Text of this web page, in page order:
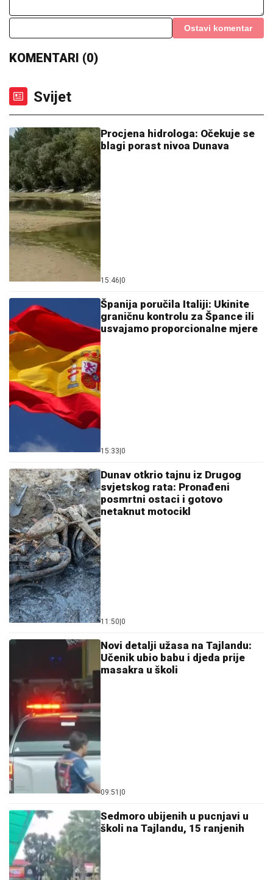
Ostavi komentar
KOMENTARI (0)
Svijet
Procjena hidrologa: Očekuje se
blagi porast nivoa Dunava
15:46 0
Španija poručila Italiji: Ukinite
graničnu kontrolu za Špance ili
usvajamo proporcionalne mjere
15:33 0
Dunav otkrio tajnu iz Drugog
svjetskog rata: Pronađeni
posmrtni ostaci i gotovo
netaknut motocikl
11:50 0
Novi detalji užasa na Tajlandu:
Učenik ubio babu i djeda prije
masakra u školi
09:51 0
Sedmoro ubijenih u pucnjavi u
školi na Tajlandu, 15 ranjenih